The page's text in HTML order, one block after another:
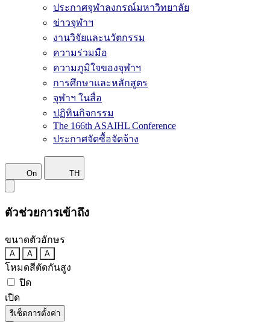
ประกาศจุฬาลงกรณ์มหาวิทยาลัย
ข่าวจุฬาฯ
งานวิจัยและนวัตกรรม
ความร่วมมือ
ความภูมิใจของจุฬาฯ
การศึกษาและหลักสูตร
จุฬาฯ ในสื่อ
ปฏิทินกิจกรรม
The 166th ASAIHL Conference
ประกาศจัดซื้อจัดจ้าง
On TH
ตัวช่วยการเข้าถึง
ขนาดตัวอักษร
A A A
โหมดสีตัดกันสูง
ปิด
เปิด
รีเซ็ตการตั้งค่า